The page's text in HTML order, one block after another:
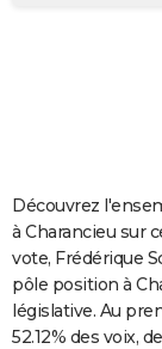
Carte de Noël
Carte Bonne année
Carte Saint-Valentin
Carte Pâques
Carte d'anniversaire
DICTIONNAIRE
Dictionnaire
Biographies
Citations
Expressions
Proverbes
PROGRAMME TV
COPAINS D'AVANT
Découvrez
à Charancieu sur
vote, Frédérique
pôle position à
législative. Au
52.12% des voix,